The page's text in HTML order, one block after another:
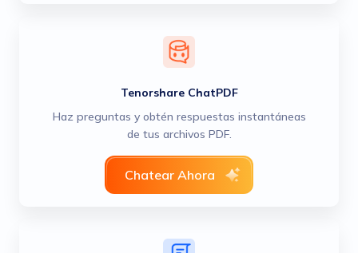
Tenorshare ChatPDF
Haz preguntas y obtén respuestas instantáneas
de tus archivos PDF.
Chatear Ahora